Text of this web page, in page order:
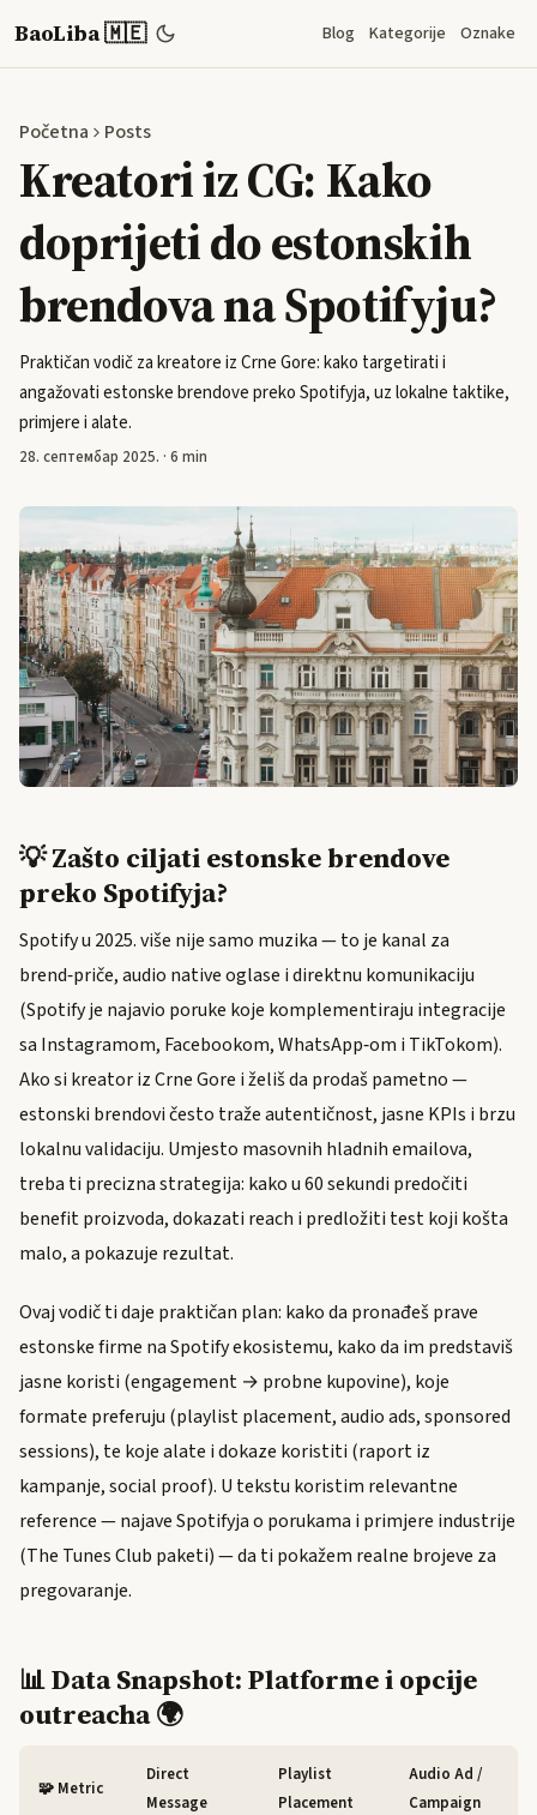
BaoLiba 🇲🇪 Blog Kategorije Oznake
Početna Posts
Kreatori iz CG: Kako
doprijeti do estonskih
brendova na Spotifyju?
Praktičan vodič za kreatore iz Crne Gore: kako targetirati i
angažovati estonske brendove preko Spotifyja, uz lokalne taktike,
primjere i alate.
28. септембар 2025. · 6 min
💡 Zašto ciljati estonske brendove
preko Spotifyja?
Spotify u 2025. više nije samo muzika — to je kanal za
brend‑priče, audio native oglase i direktnu komunikaciju
(Spotify je najavio poruke koje komplementiraju integracije
sa Instagramom, Facebookom, WhatsApp‑om i TikTokom).
Ako si kreator iz Crne Gore i želiš da prodaš pametno —
estonski brendovi često traže autentičnost, jasne KPIs i brzu
lokalnu validaciju. Umjesto masovnih hladnih emailova,
treba ti precizna strategija: kako u 60 sekundi predočiti
benefit proizvoda, dokazati reach i predložiti test koji košta
malo, a pokazuje rezultat.
Ovaj vodič ti daje praktičan plan: kako da pronađeš prave
estonske firme na Spotify ekosistemu, kako da im predstaviš
jasne koristi (engagement → probne kupovine), koje
formate preferuju (playlist placement, audio ads, sponsored
sessions), te koje alate i dokaze koristiti (raport iz
kampanje, social proof). U tekstu koristim relevantne
reference — najave Spotifyja o porukama i primjere industrije
(The Tunes Club paketi) — da ti pokažem realne brojeve za
pregovaranje.
📊 Data Snapshot: Platforme i opcije
outreacha 🌍
🧩 Metric
Direct
Message
Playlist
Placement
Audio Ad /
Campaign